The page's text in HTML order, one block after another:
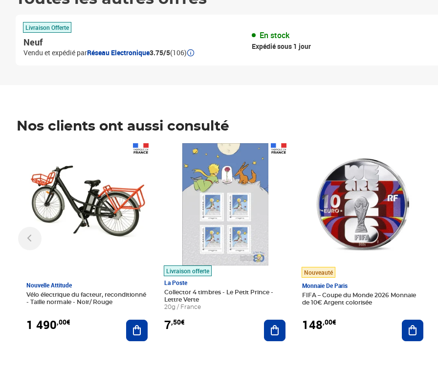
Livraison Offerte
Neuf
Vendu et expédié parRéseau Electronique3.75/5(106)
En stock
Expédié sous 1 jour
Nos clients ont aussi consulté
Nouvelle Attitude
Vélo électrique du facteur, reconditionné
- Taille normale - Noir/ Rouge
1 490,00€ Ajouter au panier
Livraison offerte
La Poste
Collector 4 timbres - Le Petit Prince -
Lettre Verte
20g / France
7,50€
Prix 7,50€
Ajouter au panier
Nouveauté
Monnaie De Paris
FIFA – Coupe du Monde 2026 Monnaie
de 10€ Argent colorisée
148,00€